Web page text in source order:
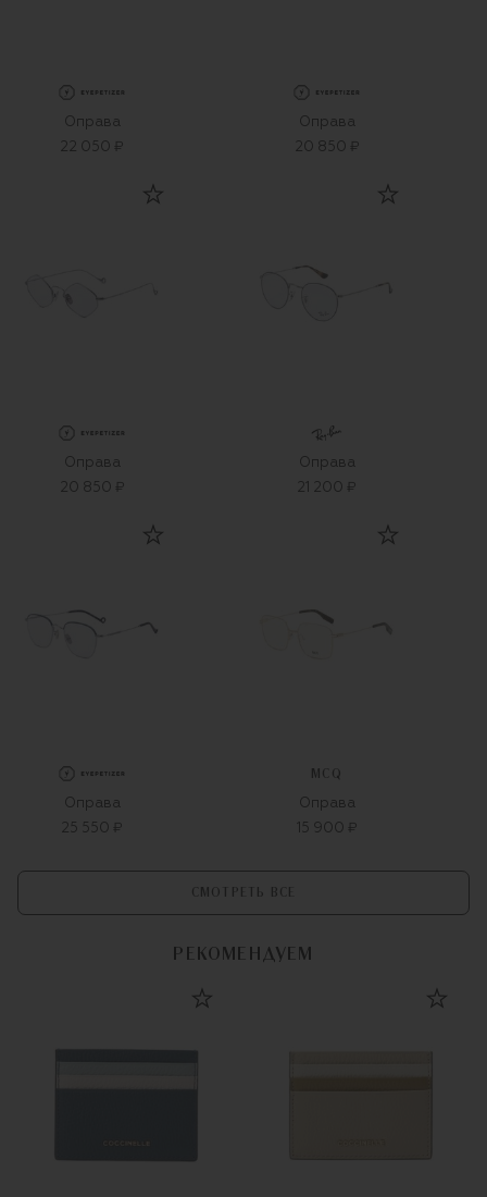
Оправа
22 050 ₽
Оправа
20 850 ₽
Оправа
20 850 ₽
Оправа
21 200 ₽
Оправа
25 550 ₽
MCQ
Оправа
15 900 ₽
СМОТРЕТЬ ВСЕ
РЕКОМЕНДУЕМ